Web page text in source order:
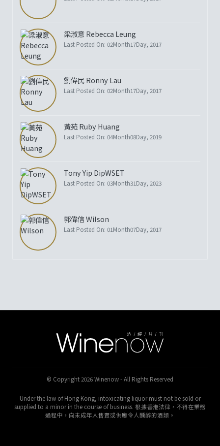
梁淑意 Rebecca Leung
Last Posted On: 02Month17Day, 2017
劉偉民 Ronny Lau
Last Posted On: 02Month17Day, 2017
黃苑 Ruby Huang
Last Posted On: 04Month08Day, 2019
Tony Yip DipWSET
Last Posted On: 03Month31Day, 2023
郭偉信 Wilson
Last Posted On: 01Month07Day, 2017
© Copyright 2026 Winenow - All Rights Reserved
Under the law of Hong Kong, intoxicating liquor must not be sold or
supplied to a minor in the course of business. 根據香港法律，不得在業務
過程中，向未成年人售賣或供應令人醺醉的酒類。